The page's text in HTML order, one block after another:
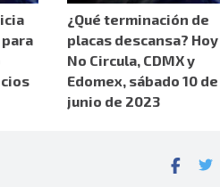
¿Qué terminación de
placas descansa? Hoy
No Circula, CDMX y
Edomex, sábado 10 de
junio de 2023